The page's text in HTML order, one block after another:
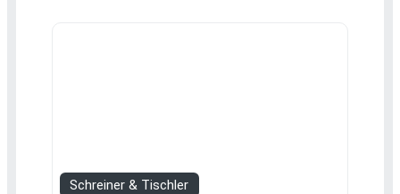
Schreiner & Tischler